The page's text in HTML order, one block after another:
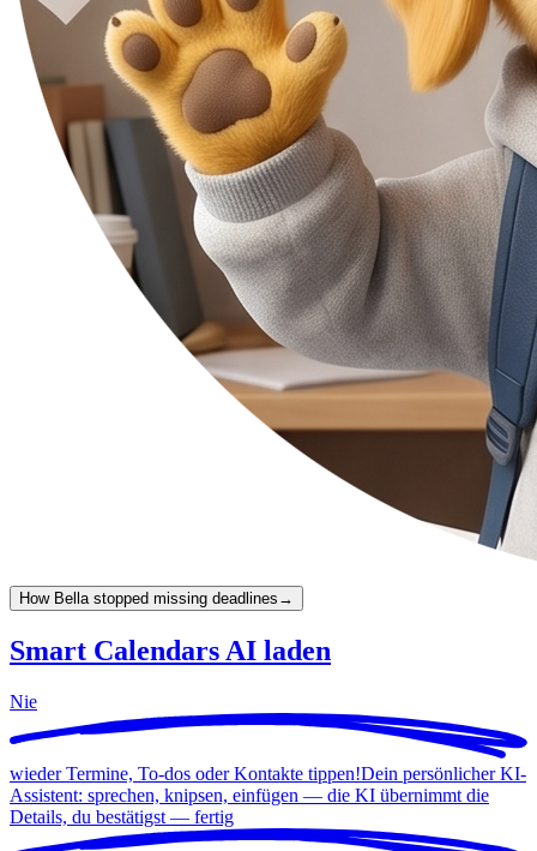
How Bella stopped missing deadlines →
Smart Calendars AI laden
Nie
wieder Termine, To-dos oder Kontakte tippen!Dein persönlicher KI-
Assistent: sprechen, knipsen, einfügen — die KI übernimmt die
Details, du bestätigst — fertig